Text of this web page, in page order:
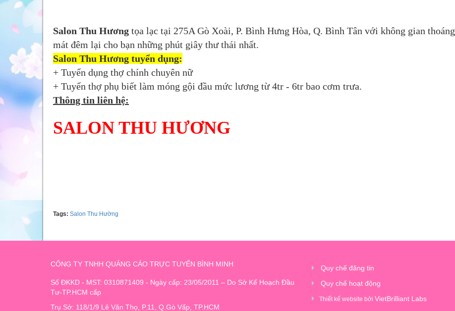
Salon Thu Hương tọa lạc tại 275A Gò Xoài, P. Bình Hưng Hòa, Q. Bình Tân với không gian thoáng
mát đêm lại cho bạn những phút giây thư thái nhất.
Salon Thu Hương tuyển dụng:
+ Tuyển dụng thợ chính chuyên nữ
+ Tuyển thợ phụ biết làm móng gội đầu mức lương từ 4tr - 6tr bao cơm trưa.
Thông tin liên hệ:
SALON THU HƯƠNG
Tags: Salon Thu Hường
CÔNG TY TNHH QUẢNG CÁO TRỰC TUYẾN BÌNH MINH
Số ĐKKD - MST: 0310871409 - Ngày cấp: 23/05/2011 – Do Sở Kế Hoạch Đầu
Tư-TP.HCM cấp
Trụ Sở: 118/1/9 Lê Văn Thọ, P.11, Q.Gò Vấp, TP.HCM
Quy chế đăng tin
Quy chế hoạt động
Thiết kế website bởi VietBrilliant Labs